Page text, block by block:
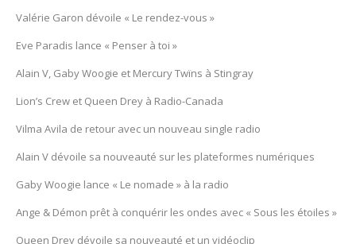
Valérie Garon dévoile « Le rendez-vous »
Eve Paradis lance « Penser à toi »
Alain V, Gaby Woogie et Mercury Twïns à Stingray
Lion’s Crew et Queen Drey à Radio-Canada
Vilma Avila de retour avec un nouveau single radio
Alain V dévoile sa nouveauté sur les plateformes numériques
Gaby Woogie lance « Le nomade » à la radio
Ange & Démon prêt à conquérir les ondes avec « Sous les étoiles »
Queen Drey dévoile sa nouveauté et un vidéoclip